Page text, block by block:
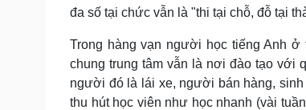
Cây thuốc
Nhi khoa
Nam khoa
Làm đẹp - giảm cân
Phòng mạch online
Blog
đa số tại chức vẫn là "thi tại chỗ, đỗ tại
Trong hàng vạn người học tiếng Anh
chung trung tâm vẫn là nơi đào tạo với
người đó là lái xe, người bán hàng,
thu hút học viên như học nhanh (vài